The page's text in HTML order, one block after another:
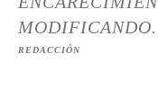
REDACCIÓN